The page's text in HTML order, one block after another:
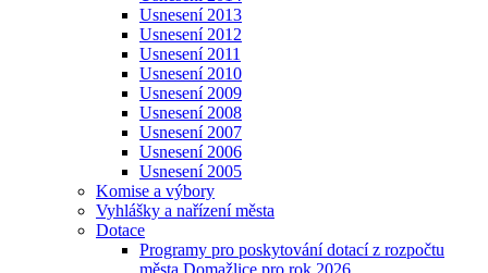
Usnesení 2013
Usnesení 2012
Usnesení 2011
Usnesení 2010
Usnesení 2009
Usnesení 2008
Usnesení 2007
Usnesení 2006
Usnesení 2005
Komise a výbory
Vyhlášky a nařízení města
Dotace
Programy pro poskytování dotací z rozpočtu
města Domažlice pro rok 2026